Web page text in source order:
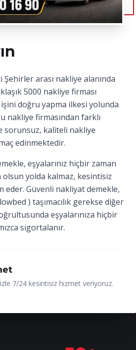
arası nakliye alanında
5000 nakliye firması
doğru yapma ilkesi yolunda
nakliye firmasından farklı
kaliteli nakliye
edinmektedir.
eşyalarınız hiçbir zaman
yolda kalmaz, kesintisiz
eder. Güvenli nakliyat demekle,
) taşımacılık gerekse diğer
eşyalarınıza hiçbir
sigortalanır.
7/24 kesintisiz hizmet veriyoruz.